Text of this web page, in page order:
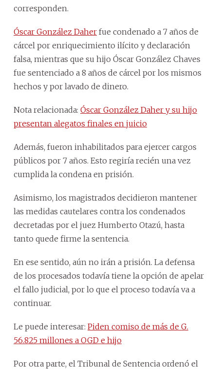
corresponden.
Óscar González Daher fue condenado a 7 años de
cárcel por enriquecimiento ilícito y declaración
falsa, mientras que su hijo Óscar González Chaves
fue sentenciado a 8 años de cárcel por los mismos
hechos y por lavado de dinero.
Nota relacionada: Óscar González Daher y su hijo
presentan alegatos finales en juicio
Además, fueron inhabilitados para ejercer cargos
públicos por 7 años. Esto regiría recién una vez
cumplida la condena en prisión.
Asimismo, los magistrados decidieron mantener
las medidas cautelares contra los condenados
decretadas por el juez Humberto Otazú, hasta
tanto quede firme la sentencia.
En ese sentido, aún no irán a prisión. La defensa
de los procesados todavía tiene la opción de apelar
el fallo judicial, por lo que el proceso todavía va a
continuar.
Le puede interesar: Piden comiso de más de G.
56.825 millones a OGD e hijo
Por otra parte, el Tribunal de Sentencia ordenó el